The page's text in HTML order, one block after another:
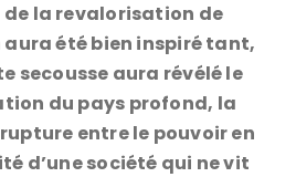
la revalorisation de
aura été bien inspiré tant,
secousse aura révélé le
du pays profond, la
entre le pouvoir en
d’une société qui ne vit